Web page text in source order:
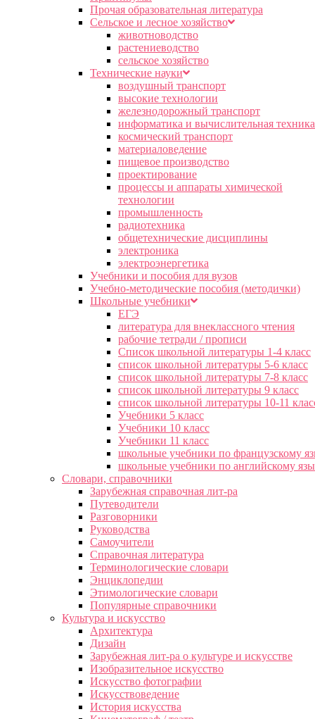
Прочая образовательная литература
Сельское и лесное хозяйство
животноводство
растениеводство
сельское хозяйство
Технические науки
воздушный транспорт
высокие технологии
железнодорожный транспорт
информатика и вычислительная техника
космический транспорт
материаловедение
пищевое производство
проектирование
процессы и аппараты химической
технологии
промышленность
радиотехника
общетехнические дисциплины
электроника
электроэнергетика
Учебники и пособия для вузов
Учебно-методические пособия (методички)
Школьные учебники
ЕГЭ
литература для внеклассного чтения
рабочие тетради / прописи
Список школьной литературы 1-4 класс
список школьной литературы 5-6 класс
список школьной литературы 7-8 класс
список школьной литературы 9 класс
список школьной литературы 10-11
Учебники 5 класс
Учебники 10 класс
Учебники 11 класс
школьные учебники по французскому
школьные учебники по английскому
Словари, справочники
Зарубежная справочная лит-ра
Путеводители
Разговорники
Руководства
Самоучители
Справочная литература
Терминологические словари
Энциклопедии
Этимологические словари
Популярные справочники
Культура и искусство
Архитектура
Дизайн
Зарубежная лит-ра о культуре и искусстве
Изобразительное искусство
Искусство фотографии
Искусствоведение
История искусства